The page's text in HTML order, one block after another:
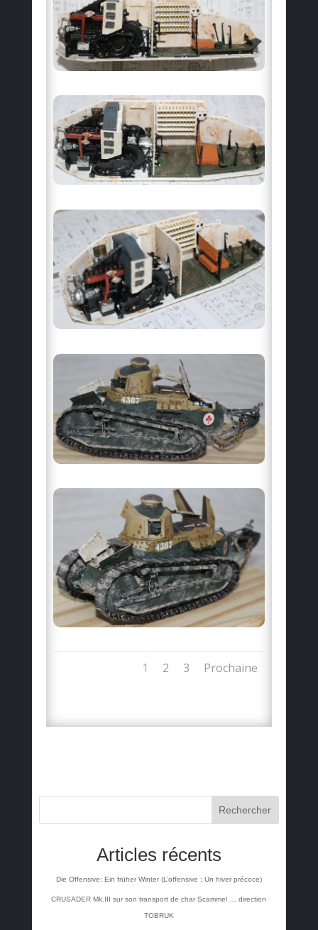
1 2 3 Prochaine
Rechercher
Articles récents
Die Offensive: Ein früher Winter (L’offensive : Un hiver précoce)
CRUSADER Mk.III sur son transport de char Scammel … direction
TOBRUK